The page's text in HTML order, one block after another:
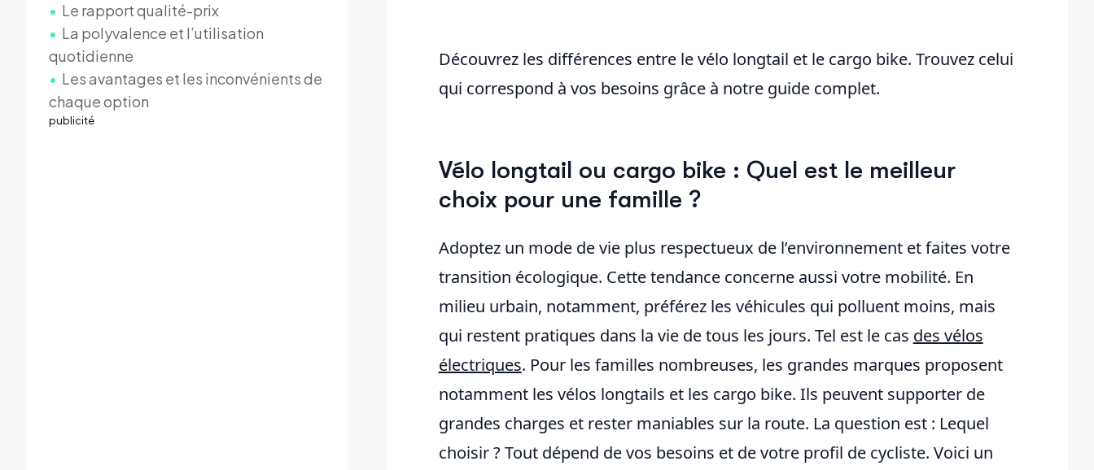
Le rapport qualité-prix
La polyvalence et l’utilisation
quotidienne
Les avantages et les inconvénients de
chaque option
publicité
Découvrez les différences entre le vélo longtail et le cargo bike. Trouvez celui
qui correspond à vos besoins grâce à notre guide complet.
Vélo longtail ou cargo bike : Quel est le meilleur
choix pour une famille ?
Adoptez un mode de vie plus respectueux de l’environnement et faites votre
transition écologique. Cette tendance concerne aussi votre mobilité. En
milieu urbain, notamment, préférez les véhicules qui polluent moins, mais
qui restent pratiques dans la vie de tous les jours. Tel est le cas des vélos
électriques. Pour les familles nombreuses, les grandes marques proposent
notamment les vélos longtails et les cargo bike. Ils peuvent supporter de
grandes charges et rester maniables sur la route. La question est : Lequel
choisir ? Tout dépend de vos besoins et de votre profil de cycliste. Voici un